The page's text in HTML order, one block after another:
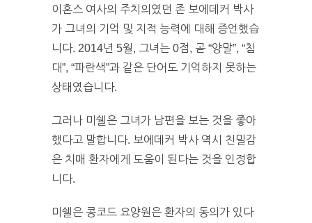
이혼스 여사의 주치의였던 존 보에데커 박사
가 그녀의 기억 및 지적 능력에 대해 증언했습
니다. 2014년 5월, 그녀는 0점, 곧 “양말”, “침
대”, “파란색”과 같은 단어도 기억하지 못하는
상태였습니다.
그러나 미쉘은 그녀가 남편을 보는 것을 좋아
했다고 말합니다. 보에데커 박사 역시 친밀감
은 치매 환자에게 도움이 된다는 것을 인정합
니다.
미쉘은 콩코드 요양원은 환자의 동의가 있다